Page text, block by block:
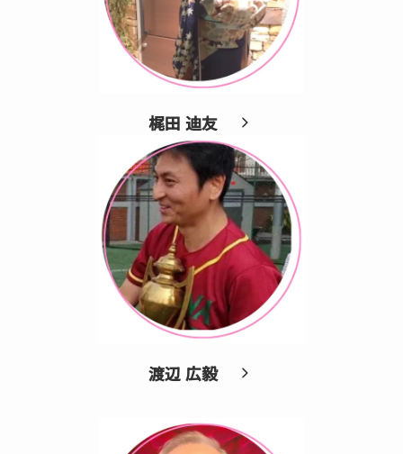
梶田 迪友
渡辺 広毅